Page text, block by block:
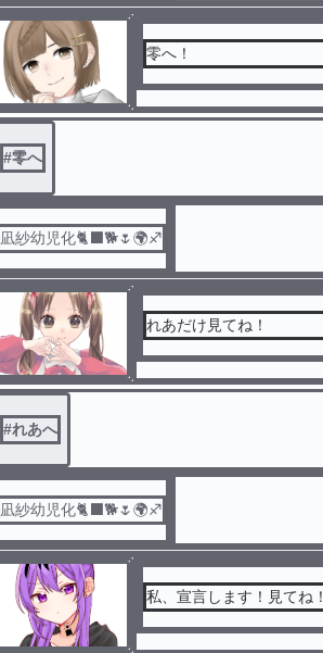
零へ！
#零へ
凪紗幼児化🐈⬛🐕🌷🌍♐
れあだけ見てね！
#れあへ
凪紗幼児化🐈⬛🐕🌷🌍♐
私、宣言します！見てね！